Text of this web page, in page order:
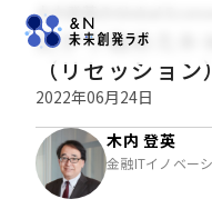
木内登英のGlobal
広がり始めたR-
（リセッショ
2022年06月24日
木内 登英
金融ITイノベー